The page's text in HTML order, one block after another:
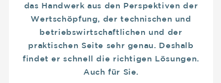
das Handwerk aus den Perspektiven der
Wertschöpfung, der technischen und
betriebswirtschaftlichen und der
praktischen Seite sehr genau. Deshalb
findet er schnell die richtigen Lösungen.
Auch für Sie.